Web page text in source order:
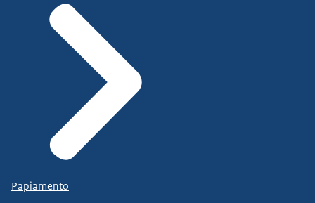
Papiamento